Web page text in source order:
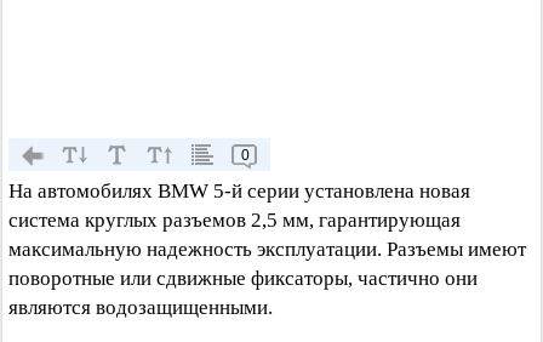
0
На автомобилях BMW 5-й серии установлена новая
система круглых разъемов 2,5 мм, гарантирующая
максимальную надежность эксплуатации. Разъемы имеют
поворотные или сдвижные фиксаторы, частично они
являются водозащищенными.